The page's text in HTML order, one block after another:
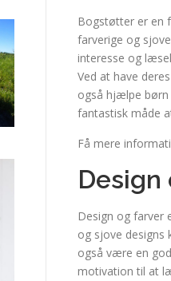
Bogstøtter er en
farverige og
interesse og
Ved at have
også hjælpe
fantastisk måde
Få mere
Design
Design og farver
og sjove
også være en
motivation til at